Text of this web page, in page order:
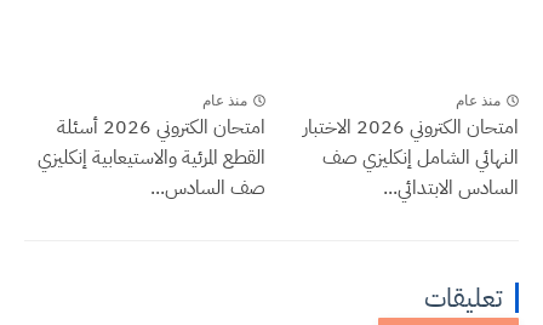
منذ عام
امتحان الكتروني 2026 الاختبار
النهائي الشامل إنكليزي صف
السادس الابتدائي...
منذ عام
امتحان الكتروني 2026 أسئلة
القطع المرئية والاستيعابية إنكليزي
صف السادس...
تعليقات